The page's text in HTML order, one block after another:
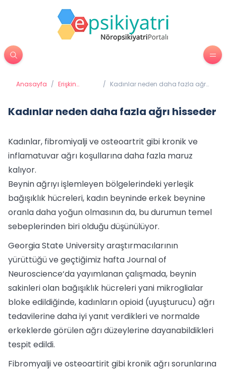
Anasayfa / Erişkin
/ Kadınlar neden daha fazla ağrı
Kadınlar neden daha fazla ağrı hisseder
Kadınlar, fibromiyalji ve osteoartrit gibi kronik ve
inflamatuvar ağrı koşullarına daha fazla maruz
kalıyor.
Beynin ağrıyı işlemleyen bölgelerindeki yerleşik
bağışıklık hücreleri, kadın beyninde erkek beynine
oranla daha yoğun olmasının da, bu durumun temel
sebeplerinden biri olduğu düşünülüyor.
Georgia State University araştırmacılarının
yürüttüğü ve geçtiğimiz hafta Journal of
Neuroscience‘da yayımlanan çalışmada, beynin
sakinleri olan bağışıklık hücreleri yani mikroglialar
bloke edildiğinde, kadınların opioid (uyuşturucu) ağrı
tedavilerine daha iyi yanıt verdikleri ve normalde
erkeklerde görülen ağrı düzeylerine dayanabildikleri
tespit edildi.
Fibromyalji ve osteoartirit gibi kronik ağrı sorunlarına